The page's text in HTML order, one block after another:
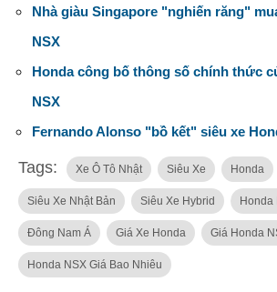
Nhà giàu Singapore "nghiến răng"
NSX
Honda công bố thông số chính thức
NSX
Fernando Alonso "bồ kết" siêu xe
Tags: Xe Ô Tô Nhật Siêu Xe Honda
Siêu Xe Nhật Bản Siêu Xe Hybrid Honda
Đông Nam Á Giá Xe Honda Giá Honda
Honda NSX Giá Bao Nhiêu